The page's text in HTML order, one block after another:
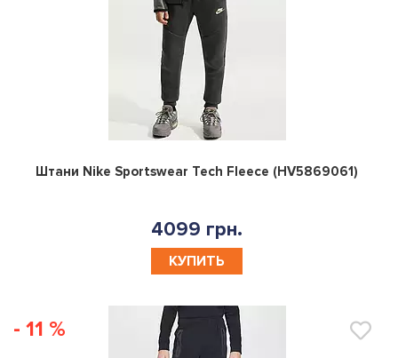
0
Штани Nike Sportswear Tech Fleece (HV5869061)
4099 грн.
КУПИТЬ
- 11 %